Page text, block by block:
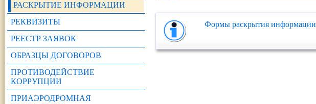
РАСКРЫТИЕ ИНФОРМАЦИИ
РЕКВИЗИТЫ
РЕЕСТР ЗАЯВОК
ОБРАЗЦЫ ДОГОВОРОВ
ПРОТИВОДЕЙСТВИЕ
КОРРУПЦИИ
ПРИАЭРОДРОМНАЯ
Формы раскрытия информации